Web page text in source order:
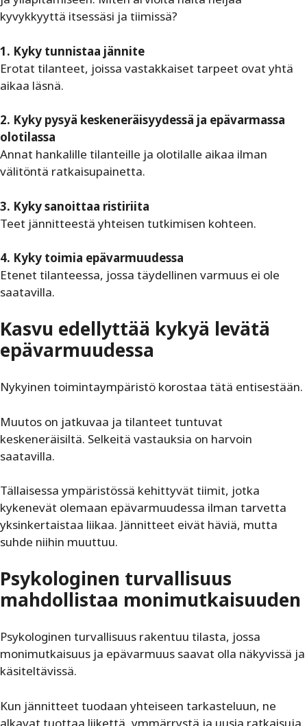
kyvykkyyttä itsessäsi ja tiimissä?
1. Kyky tunnistaa jännite
Erotat tilanteet, joissa vastakkaiset tarpeet ovat yhtä
aikaa läsnä.
2. Kyky pysyä keskeneräisyydessä ja epävarmassa
olotilassa
Annat hankalille tilanteille ja olotilalle aikaa ilman
välitöntä ratkaisupainetta.
3. Kyky sanoittaa ristiriita
Teet jännitteestä yhteisen tutkimisen kohteen.
4. Kyky toimia epävarmuudessa
Etenet tilanteessa, jossa täydellinen varmuus ei ole
saatavilla.
Kasvu edellyttää kykyä levätä
epävarmuudessa
Nykyinen toimintaympäristö korostaa tätä entisestään.
Muutos on jatkuvaa ja tilanteet tuntuvat
keskeneräisiltä. Selkeitä vastauksia on harvoin
saatavilla.
Tällaisessa ympäristössä kehittyvät tiimit, jotka
kykenevät olemaan epävarmuudessa ilman tarvetta
yksinkertaistaa liikaa. Jännitteet eivät häviä, mutta
suhde niihin muuttuu.
Psykologinen turvallisuus
mahdollistaa monimutkaisuuden
Psykologinen turvallisuus rakentuu tilasta, jossa
monimutkaisuus ja epävarmuus saavat olla näkyvissä ja
käsiteltävissä.
Kun jännitteet tuodaan yhteiseen tarkasteluun, ne
alkavat tuottaa liikettä, ymmärrystä ja uusia ratkaisuja.